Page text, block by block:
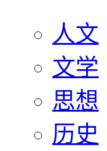
人文
文学
思想
历史